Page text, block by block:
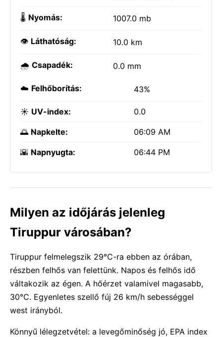
🌡️ Nyomás: 1007.0 mb
👁️ Láthatóság: 10.0 km
🌧️ Csapadék: 0.0 mm
☁️ Felhőborítás: 43%
☀️ UV-index: 0.0
🌅 Napkelte: 06:09 AM
🌇 Napnyugta: 06:44 PM
Milyen az időjárás jelenleg
Tiruppur városában?
Tiruppur felmelegszik 29°C-ra ebben az órában,
részben felhős van felettünk. Napos és felhős idő
váltakozik az égen. A hőérzet valamivel magasabb,
30°C. Egyenletes szellő fúj 26 km/h sebességgel
west irányból.
Könnyű lélegzetvétel: a levegőminőség jó, EPA index